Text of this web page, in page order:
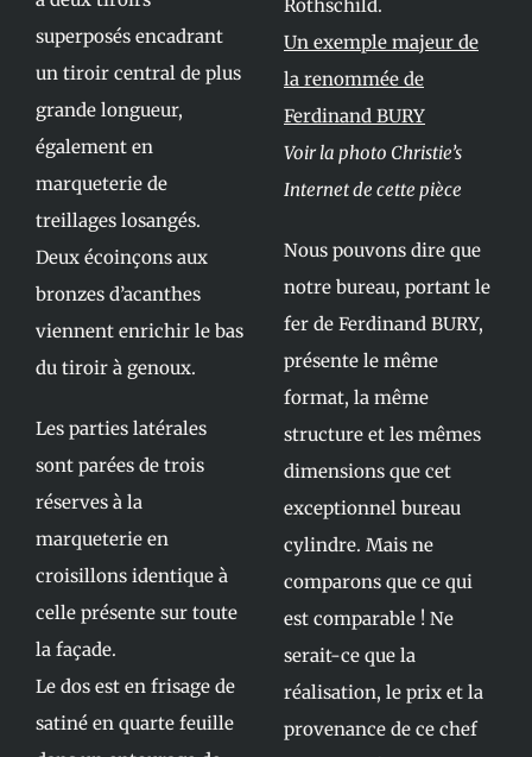
superposés encadrant
un tiroir central de plus
grande longueur,
également en
marqueterie de
treillages losangés.
Deux écoinçons aux
bronzes d’acanthes
viennent enrichir le bas
du tiroir à genoux.
Les parties latérales
sont parées de trois
réserves à la
marqueterie en
croisillons identique à
celle présente sur toute
la façade.
Le dos est en frisage de
satiné en quarte feuille
Rothschild.
Un exemple majeur de
la renommée de
Ferdinand BURY
Voir la photo Christie’s
Internet de cette pièce
Nous pouvons dire que
notre bureau, portant le
fer de Ferdinand BURY,
présente le même
format, la même
structure et les mêmes
dimensions que cet
exceptionnel bureau
cylindre. Mais ne
comparons que ce qui
est comparable ! Ne
serait-ce que la
réalisation, le prix et la
provenance de ce chef